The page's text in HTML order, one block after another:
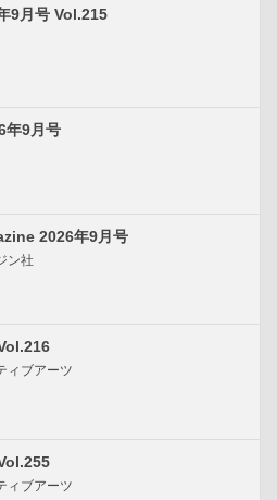
9月号 Vol.215
年9月号
2026年9月号
ン社
ィブアーツ
ィブアーツ